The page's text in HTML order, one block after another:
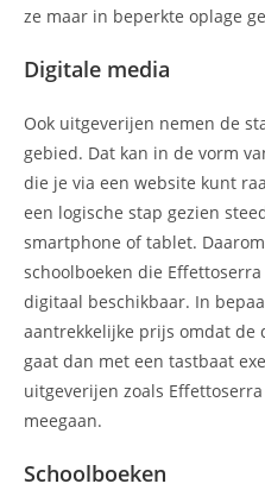
ze maar in beperkte oplage
Digitale media
Ook uitgeverijen nemen de
gebied. Dat kan in de vorm
die je via een website kunt
een logische stap gezien
smartphone of tablet.
schoolboeken die
digitaal beschikbaar. In
aantrekkelijke prijs omdat de
gaat dan met een tastbaat
uitgeverijen zoals
meegaan.
Schoolboeken